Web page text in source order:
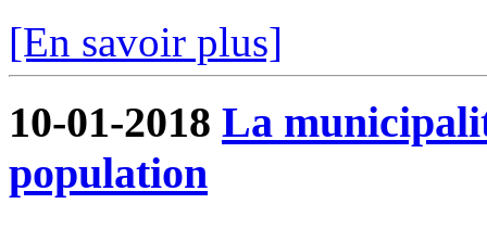
[En savoir plus]
10-01-2018 La
population